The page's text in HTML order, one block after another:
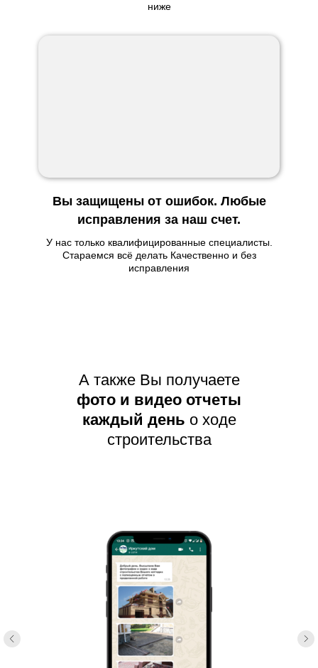
ниже
Вы защищены от ошибок. Любые
исправления за наш счет.
У нас только квалифицированные специалисты.
Стараемся всё делать Качественно и без
исправления
А также Вы получаете
фото и видео отчеты
каждый день о ходе
строительства